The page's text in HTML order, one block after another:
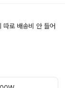
따로 배송비 안 들어